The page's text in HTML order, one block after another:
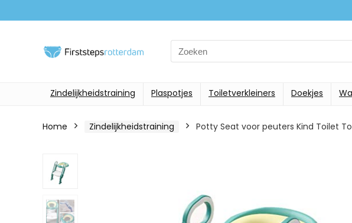
Search
for:
Zindelijkheidstraining Plaspotjes Toiletverkleiners Doekjes
Home Zindelijkheidstraining Potty Seat voor peuters Kind Toilet